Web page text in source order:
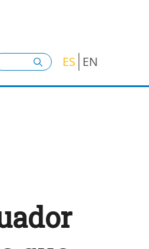
account menu
Buscar ES EN